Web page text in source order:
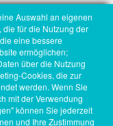
Auswahl an eigenen
für die Nutzung der
eine bessere
ermöglichen;
über die Nutzung
Cookies, die zur
werden. Wenn Sie
mit der Verwendung
können Sie jederzeit
und Ihre Zustimmung